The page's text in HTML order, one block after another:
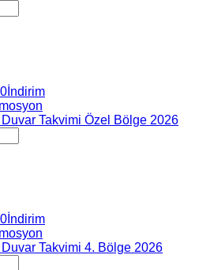
İndirim
Takvimi Özel Bölge 2026
İndirim
Takvimi 4. Bölge 2026